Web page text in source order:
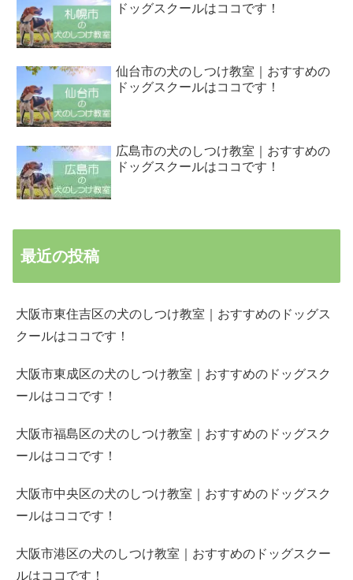
ドッグスクールはココです！
仙台市の犬のしつけ教室｜おすすめの
ドッグスクールはココです！
広島市の犬のしつけ教室｜おすすめの
ドッグスクールはココです！
最近の投稿
大阪市東住吉区の犬のしつけ教室｜おすすめのドッグス
クールはココです！
大阪市東成区の犬のしつけ教室｜おすすめのドッグスク
ールはココです！
大阪市福島区の犬のしつけ教室｜おすすめのドッグスク
ールはココです！
大阪市中央区の犬のしつけ教室｜おすすめのドッグスク
ールはココです！
大阪市港区の犬のしつけ教室｜おすすめのドッグスクー
ルはココです！